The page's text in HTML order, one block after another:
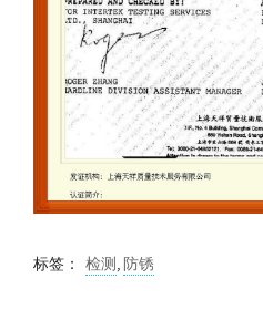
标签： 检测, 防锈